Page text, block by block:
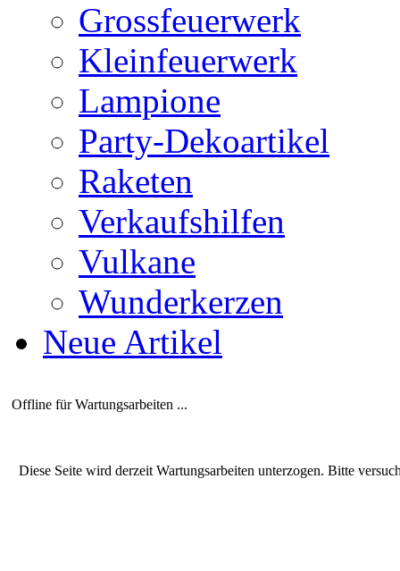
Grossfeuerwerk
Kleinfeuerwerk
Lampione
Party-Dekoartikel
Raketen
Verkaufshilfen
Vulkane
Wunderkerzen
Neue Artikel
Offline für Wartungsarbeiten ...
Diese Seite wird derzeit Wartungsarbeiten unterzogen. Bitte